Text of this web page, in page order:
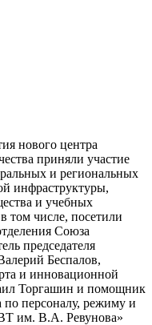
нового центра
приняли участие
и региональных
инфраструктуры,
и учебных
том числе, посетили
Союза
председателя
Беспалов,
и инновационной
Торгашин и помощник
по персоналу, режиму и
им. В.А. Ревунова»